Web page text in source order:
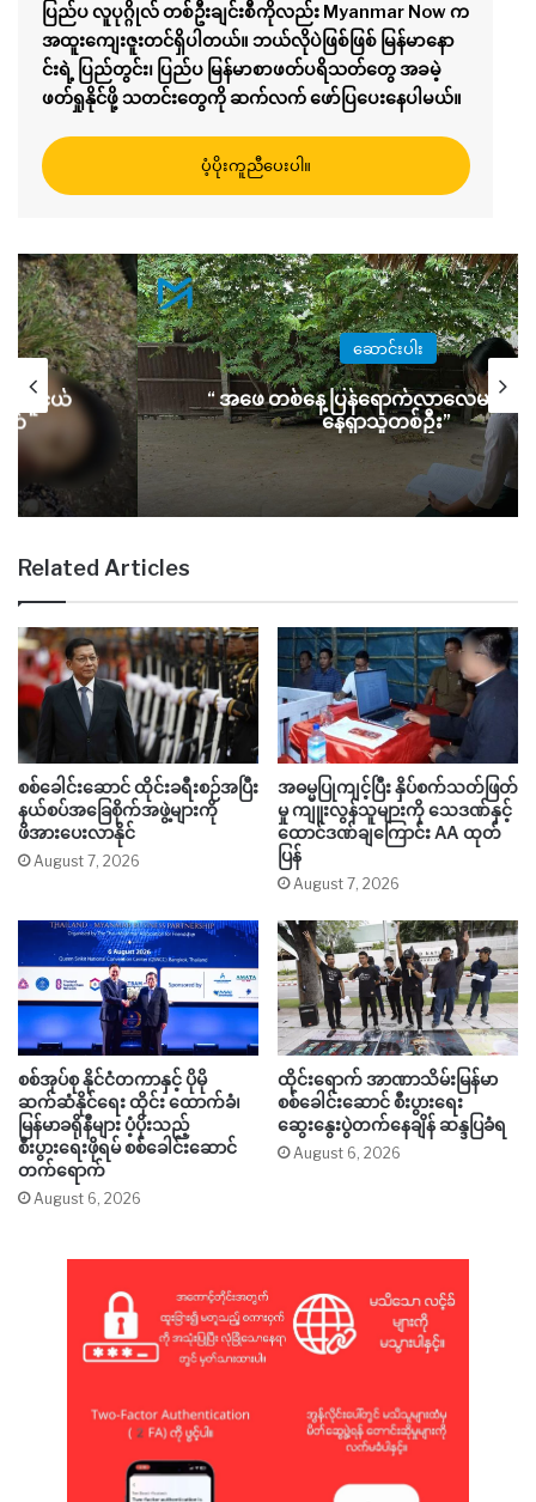
ပြည်ပ လူပုဂ္ဂိုလ် တစ်ဦးချင်းစီကိုလည်း Myanmar Now က
အထူးကျေးဇူးတင်ရှိပါတယ်။ ဘယ်လိုပဲဖြစ်ဖြစ် မြန်မာနော
င်းရဲ့ ပြည်တွင်း၊ ပြည်ပ မြန်မာစာဖတ်ပရိသတ်တွေ အခမဲ့
ဖတ်ရှုနိုင်ဖို့ သတင်းတွေကို ဆက်လက် ဖော်ပြပေးနေပါမယ်။
ပံ့ပိုးကူညီပေးပါ။
ဆောင်းပါး
ပြန်ရောက်လာလေမလား မျှော်
နေရှာသူတစ်ဦး”
ပျူစောထီး မဖြ
နေရပ်
Related Articles
စစ်ခေါင်းဆောင် ထိုင်းခရီးစဉ်အပြီး
နယ်စပ်အခြေစိုက်အဖွဲ့များကို
ဖိအားပေးလာနိုင်
August 7, 2026
အဓမ္မပြုကျင့်ပြီး နှိပ်စက်သတ်ဖြတ်
မှု ကျူးလွန်သူများကို သေဒဏ်နှင့်
ထောင်ဒဏ်ချကြောင်း AA ထုတ်
ပြန်
August 7, 2026
စစ်အုပ်စု နိုင်ငံတကာနှင့် ပိုမို
ဆက်ဆံနိုင်ရေး ထိုင်း ထောက်ခံ၊
မြန်မာခရိုနီများ ပံ့ပိုးသည့်
စီးပွားရေးဖိုရမ် စစ်ခေါင်းဆောင်
တက်ရောက်
August 6, 2026
ထိုင်းရောက် အာဏာသိမ်းမြန်မာ
စစ်ခေါင်းဆောင် စီးပွားရေး
ဆွေးနွေးပွဲတက်နေချိန် ဆန္ဒပြခံရ
August 6, 2026